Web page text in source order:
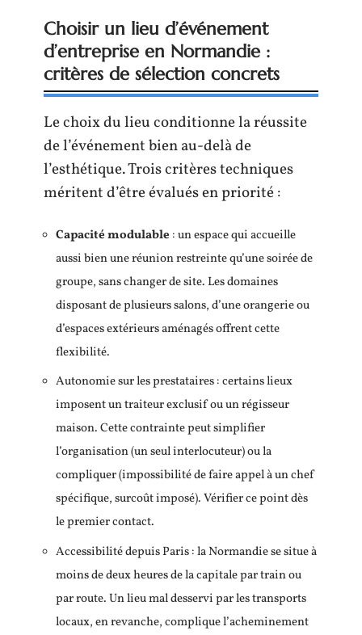
Choisir un lieu d’événement
d’entreprise en Normandie :
critères de sélection concrets
Le choix du lieu conditionne la réussite
de l’événement bien au-delà de
l’esthétique. Trois critères techniques
méritent d’être évalués en priorité :
Capacité modulable : un espace qui accueille
aussi bien une réunion restreinte qu’une soirée de
groupe, sans changer de site. Les domaines
disposant de plusieurs salons, d’une orangerie ou
d’espaces extérieurs aménagés offrent cette
flexibilité.
Autonomie sur les prestataires : certains lieux
imposent un traiteur exclusif ou un régisseur
maison. Cette contrainte peut simplifier
l’organisation (un seul interlocuteur) ou la
compliquer (impossibilité de faire appel à un chef
spécifique, surcoût imposé). Vérifier ce point dès
le premier contact.
Accessibilité depuis Paris : la Normandie se situe à
moins de deux heures de la capitale par train ou
par route. Un lieu mal desservi par les transports
locaux, en revanche, complique l’acheminement